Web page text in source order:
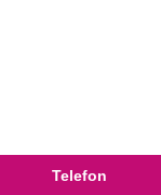
Telefon